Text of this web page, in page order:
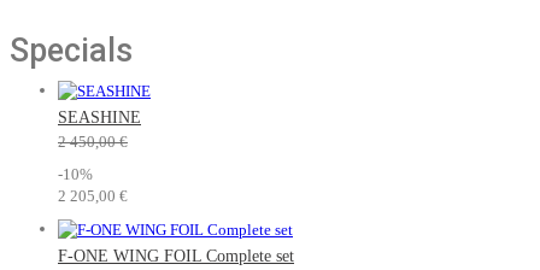
Specials
SEASHINE
2 450,00 €
-10%
2 205,00 €
F-ONE WING FOIL Complete set